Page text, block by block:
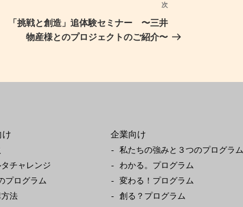
次
の
投
次
「挑戦と創造」追体験セミナー 〜三井
物産様とのプロジェクトのご紹介〜
け
チャレンジ
プログラム
法
企業向け
私たちの強みと３つのプログラム
わかる。プログラム
変わる！プログラム
創る？プログラム